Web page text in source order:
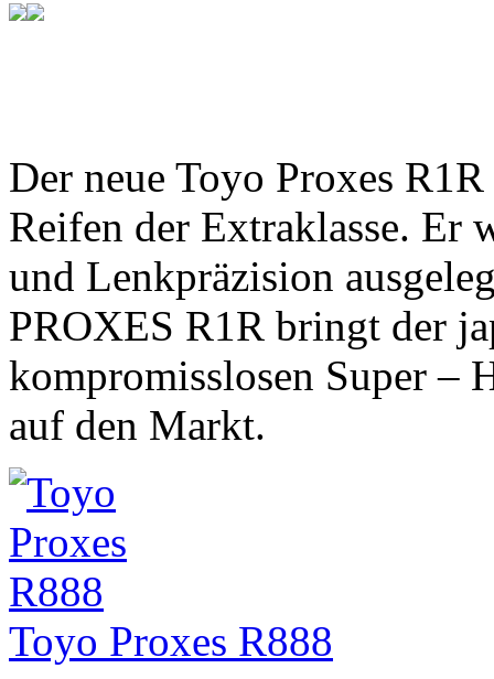
Der neue Toyo Proxes
Reifen der Extraklasse. Er
und Lenkpräzision
PROXES R1R bringt der
kompromisslosen Super –
auf den Markt.
Toyo Proxes R888